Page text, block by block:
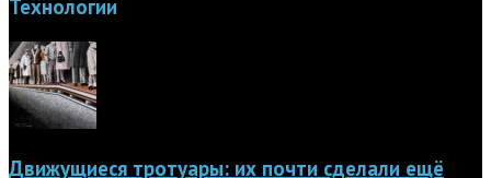
Технологии
Движущиеся тротуары: их почти сделали ещё